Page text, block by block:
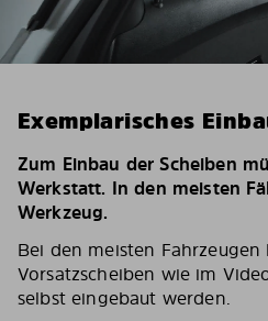
Exemplarisches
Zum Einbau der Scheiben
Werkstatt. In den meisten
Werkzeug.
Bei den meisten
Vorsatzscheiben wie im
selbst eingebaut werden.